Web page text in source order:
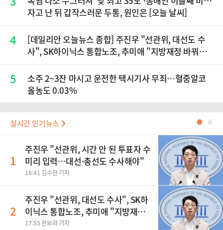
자고 난 뒤 갑작스러운 두통, 원인은 [오늘 날씨]
4
[데일리안 오늘뉴스 종합] 주진우 "선관위, 대선도 수
사", SK하이닉스 통합노조, 추미애 "지방재정 바꿔
5
소주 2~3잔 마시고 운전한 택시기사 무죄…혈중알코
올농도 0.03%
실시간 인기뉴스 ●
1
주진우 "선관위, 시간 안 된 투표자 수
미리 입력…대선·총선도 수사해야"
16:41 김수현 기자
2
주진우 "선관위, 대선도 수사", SK하
이닉스 통합노조, 추미애 "지방재정
바꿔야", 세제개편 이달 정리 등
17:55 한보라 기자